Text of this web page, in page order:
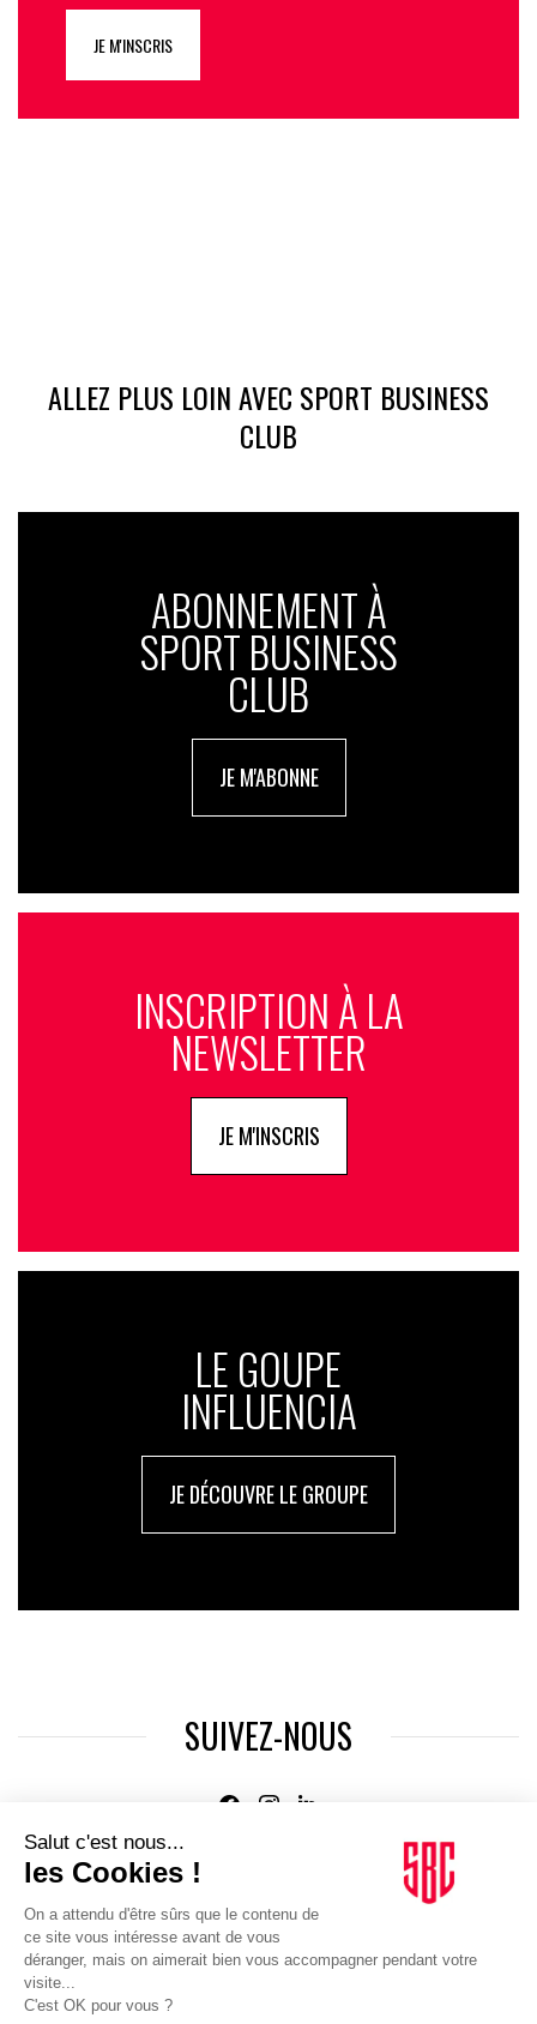
JE M'INSCRIS
ALLEZ PLUS LOIN AVEC SPORT BUSINESS
CLUB
ABONNEMENT À
SPORT BUSINESS
CLUB
JE M'ABONNE
INSCRIPTION À LA
NEWSLETTER
JE M'INSCRIS
LE GOUPE
INFLUENCIA
JE DÉCOUVRE LE GROUPE
SUIVEZ-NOUS